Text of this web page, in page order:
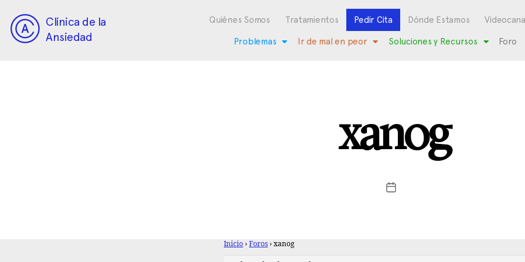
Clínica de la
Ansiedad
Quiénes Somos Tratamientos Pedir Cita Dónde Estamos
Problemas Ir de mal en peor Soluciones y Recursos Foro
xanog
Inicio › Foros › xanog